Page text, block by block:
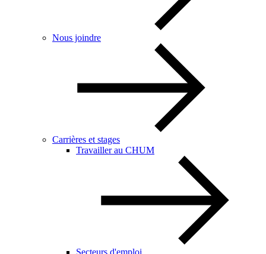
Nous joindre
Carrières et stages
Travailler au CHUM